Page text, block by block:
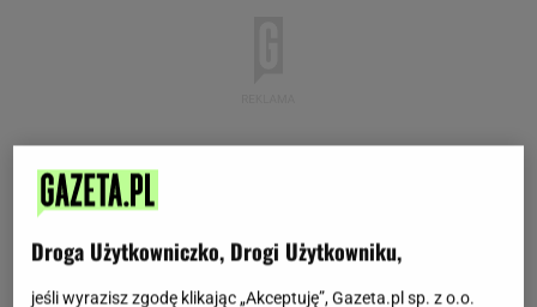
Droga Użytkowniczko, Drogi Użytkowniku,
jeśli wyrazisz zgodę klikając „Akceptuję”, Gazeta.pl sp. z o.o.